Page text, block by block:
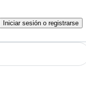
Iniciar sesión o registrarse